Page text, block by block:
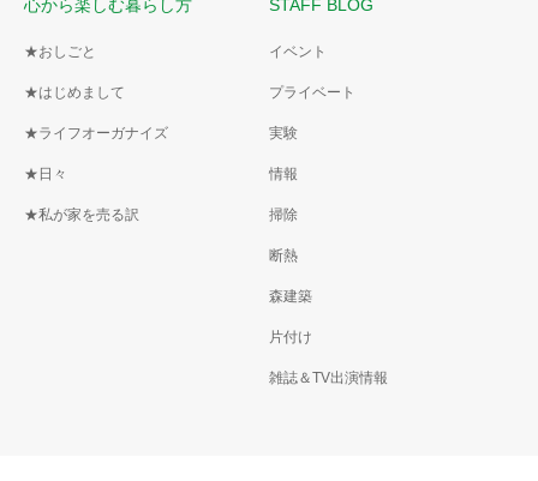
心から楽しむ暮らし方
★おしごと
★はじめまして
★ライフオーガナイズ
★日々
★私が家を売る訳
STAFF BLOG
イベント
プライベート
実験
情報
掃除
断熱
森建築
片付け
雑誌＆TV出演情報